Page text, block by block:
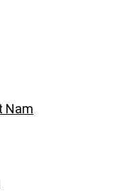
Nam